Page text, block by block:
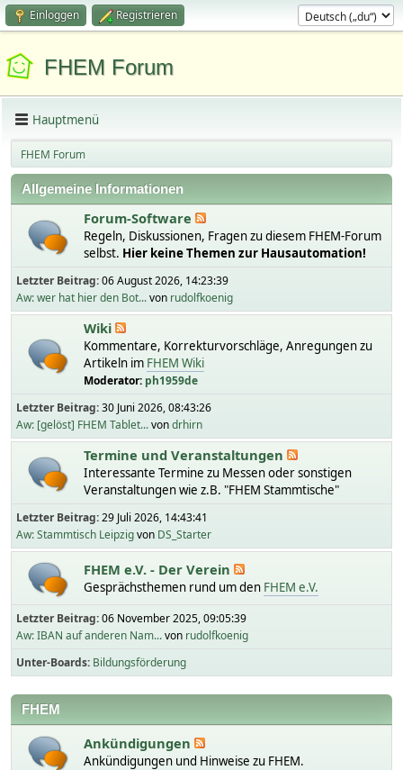
Einloggen Registrieren
FHEM Forum
Hauptmenü
FHEM Forum
Allgemeine Informationen
Forum-Software
Regeln, Diskussionen, Fragen zu diesem FHEM-Forum
selbst. Hier keine Themen zur Hausautomation!
Letzter Beitrag:06 August 2026, 14:23:39
Aw: wer hat hier den Bot...von rudolfkoenig
Wiki
Kommentare, Korrekturvorschläge, Anregungen zu
Artikeln im FHEM Wiki
Moderator: ph1959de
Letzter Beitrag:30 Juni 2026, 08:43:26
Aw: [gelöst] FHEM Tablet...vondrhirn
Termine und Veranstaltungen
Interessante Termine zu Messen oder sonstigen
Veranstaltungen wie z.B. "FHEM Stammtische"
Letzter Beitrag:29 Juli 2026, 14:43:41
Aw: Stammtisch Leipzigvon DS_Starter
FHEM e.V. - Der Verein
Gesprächsthemen rund um den FHEM e.V.
Letzter Beitrag:06 November 2025, 09:05:39
Aw: IBAN auf anderen Nam...von rudolfkoenig
Unter-Boards Bildungsförderung
FHEM
Ankündigungen
Ankündigungen und Hinweise zu FHEM.